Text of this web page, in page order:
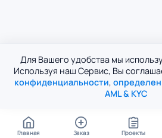
Для Вашего удобства мы
Используя наш Сервис, Вы
конфиденциальности,
AML & KYC
Главная Заказ Проекты